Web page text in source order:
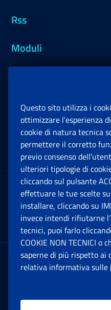
Rss
Moduli
Sedi e Contatti
Software
Note Legali
App mobile
Sede Legale :
00144 Roma
Questo sito utilizza i
ottimizzare l’esperienza
cookie di natura tecnica
permettere il corretto
previo consenso
ulteriori tipologie di
cliccando sul pulsante
effettuare le tue scelte
installare, cliccando su
invece intendi rifiutarne
tecnici, puoi farlo
COOKIE NON TECNICI o
saperne di più rispetto ai
relativa informativa sulle